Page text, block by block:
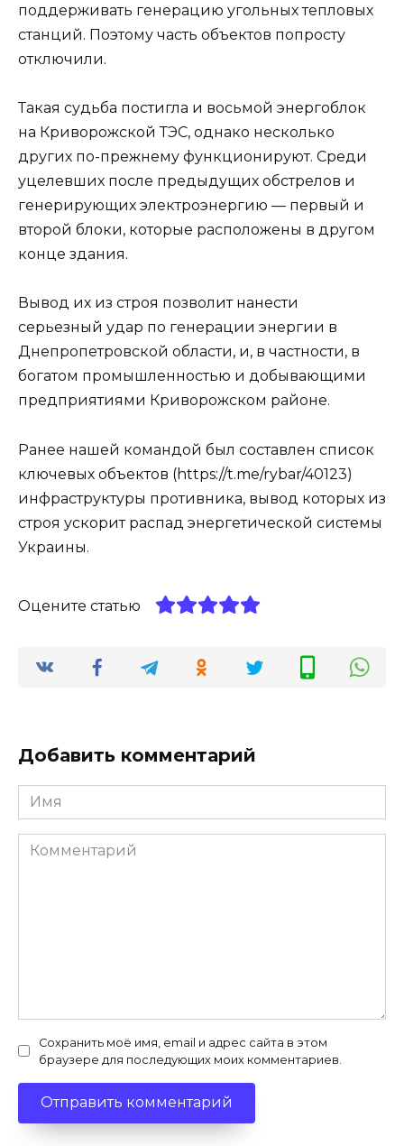
поддерживать генерацию угольных тепловых
станций. Поэтому часть объектов попросту
отключили.
Такая судьба постигла и восьмой энергоблок
на Криворожской ТЭС, однако несколько
других по-прежнему функционируют. Среди
уцелевших после предыдущих обстрелов и
генерирующих электроэнергию — первый и
второй блоки, которые расположены в другом
конце здания.
Вывод их из строя позволит нанести
серьезный удар по генерации энергии в
Днепропетровской области, и, в частности, в
богатом промышленностью и добывающими
предприятиями Криворожском районе.
Ранее нашей командой был составлен список
ключевых объектов (https://t.me/rybar/40123)
инфраструктуры противника, вывод которых из
строя ускорит распад энергетической системы
Украины.
Оцените статью
Добавить комментарий
Имя
*
Комментарий
Сохранить моё имя, email и адрес сайта в этом
браузере для последующих моих комментариев.